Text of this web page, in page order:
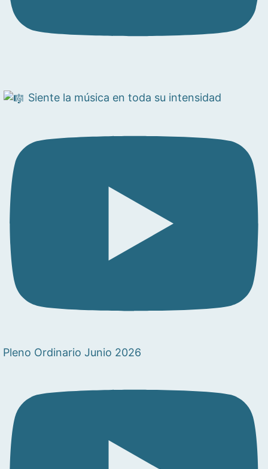
Siente la música en toda su intensidad
Pleno Ordinario Junio 2026